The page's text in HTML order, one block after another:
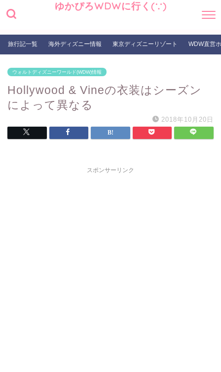
ゆかぴろWDWに行く(∵)
旅行記一覧 海外ディズニー情報 東京ディズニーリゾート WDW直営
ウォルトディズニーワールド(WDW)情報
Hollywood & Vineの衣装はシーズン
によって異なる
2018年10月20日
スポンサーリンク